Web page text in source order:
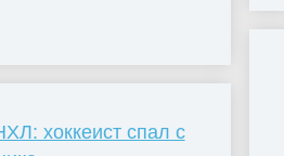
хоккеист спал с